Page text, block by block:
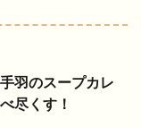
羽のスープカレ
尽くす！